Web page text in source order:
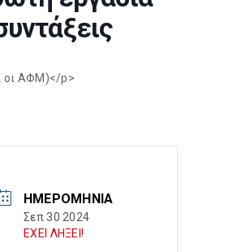
οι ΑΦΜ)</p>
ΗΜΕΡΟΜΗΝΊΑ
Σεπ 30 2024
ΕΧΕΙ ΛΗΞΕΙ!